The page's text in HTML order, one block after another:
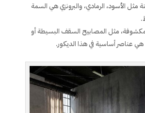
مثل الأسود، الرمادي، والبرونزي هي السمة
مثل المصابيح السقف البسيطة أو
هي عناصر أساسية في هذا الديكور.